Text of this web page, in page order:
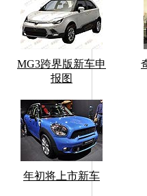
MG3跨界版新车申
报图
年初将上市新车